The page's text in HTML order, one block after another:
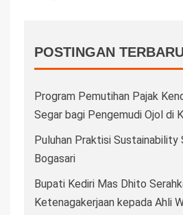
POSTINGAN
Program Pemutihan Pajak
Segar bagi Pengemudi Ojol di
Puluhan Praktisi Sustainability
Bogasari
Bupati Kediri Mas Dhito
Ketenagakerjaan kepada Ahli